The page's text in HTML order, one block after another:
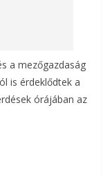
a mezőgazdaság
is érdeklődtek a
órájában az